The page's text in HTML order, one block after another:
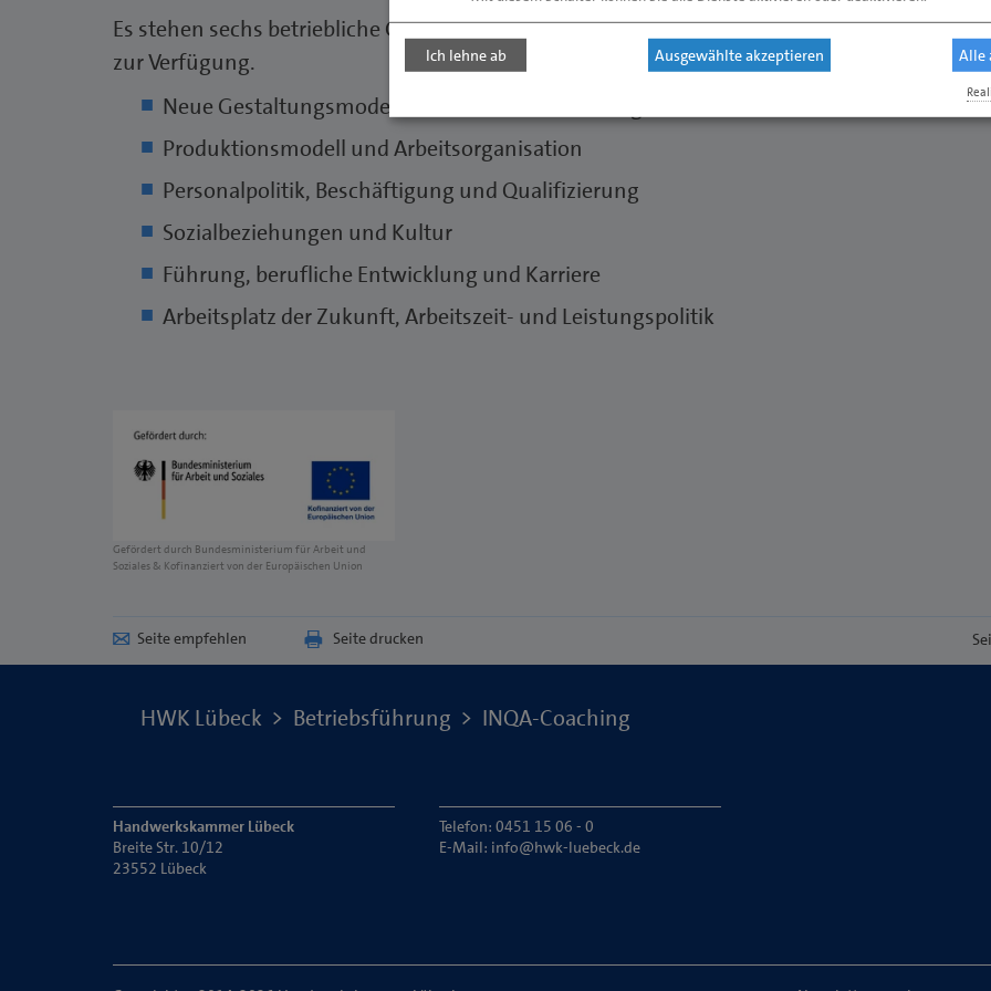
Es stehen sechs betriebliche Gestaltungsfelder für die Arbeit in der digitalen Zukunft
zur Verfügung.
Neue Gestaltungsmodelle und Innovationsstrategien
Produktionsmodell und Arbeitsorganisation
Personalpolitik, Beschäftigung und Qualifizierung
Sozialbeziehungen und Kultur
Führung, berufliche Entwicklung und Karriere
Arbeitsplatz der Zukunft, Arbeitszeit- und Leistungspolitik
Gefördert durch Bundesministerium für Arbeit und
Soziales & Kofinanziert von der Europäischen Union
Seite empfehlen Seite drucken
HWK Lübeck Betriebsführung INQA-Coaching
Handwerkskammer Lübeck
Breite Str. 10/12
23552 Lübeck
Telefon: 0451 15 06 - 0
E-Mail: info@hwk-luebeck.de
Ich lehne ab Ausgewählte akzeptieren Alle